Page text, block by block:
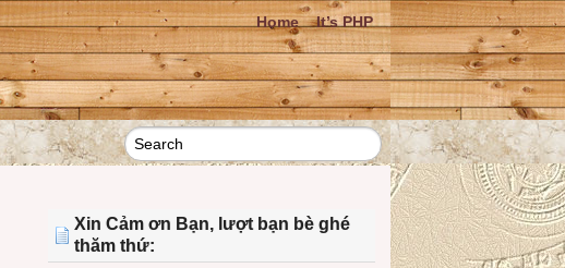
Home It’s PHP
Xin Cảm ơn Bạn, lượt bạn bè ghé
thăm thứ: